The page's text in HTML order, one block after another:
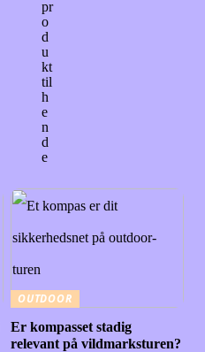
pr
o
d
u
kt
til
h
e
n
d
e
OUTDOOR
Er kompasset stadig
relevant på vildmarksturen?